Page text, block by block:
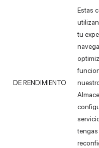
DE RENDIMIENTO
Estas
tu